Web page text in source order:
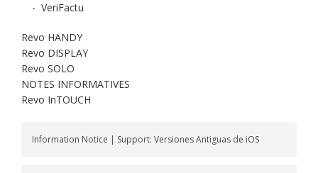
- VeriFactu
Revo HANDY
Revo DISPLAY
Revo SOLO
NOTES INFORMATIVES
Revo InTOUCH
Information Notice | Support: Versiones Antiguas de iOS